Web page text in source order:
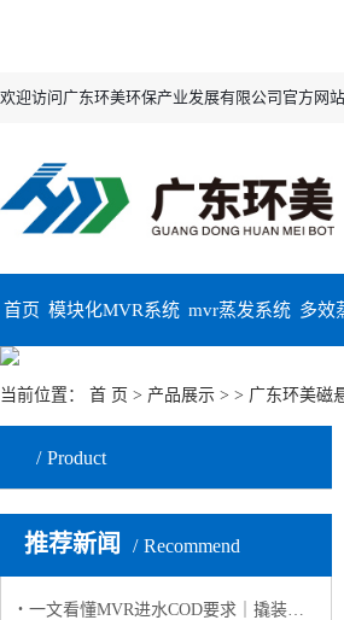
欢迎访问广东环美环保产业发展有限公司官方网站
首页 模块化MVR系统 mvr蒸发系统 多效
当前位置： 首 页 > 产品展示 > > 广东环美磁
Product
推荐新闻 Recommend
一文看懂MVR进水COD要求｜撬装模块化MVR高有机废水稳定运行解决方案